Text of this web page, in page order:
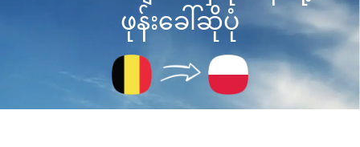
ဖုန်းခေါ်ဆိုပုံ